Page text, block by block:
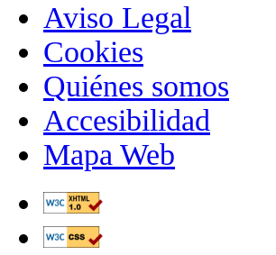
Aviso Legal
Cookies
Quiénes somos
Accesibilidad
Mapa Web